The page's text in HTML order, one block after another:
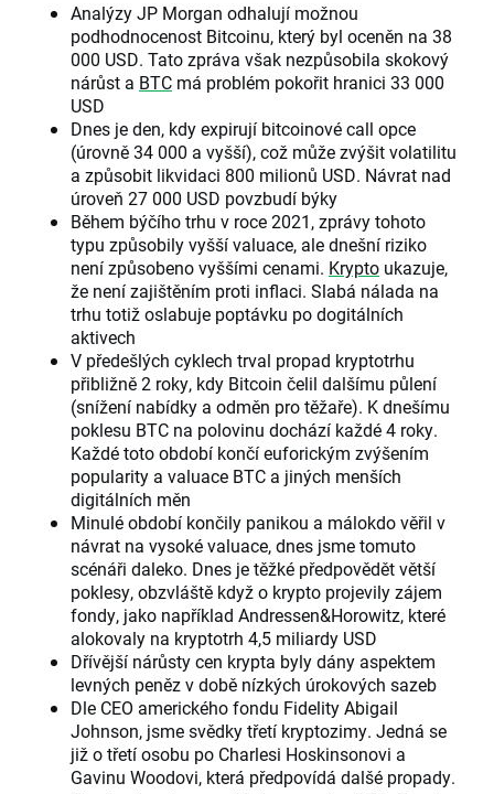
Analýzy JP Morgan odhalují možnou
podhodnocenost Bitcoinu, který byl oceněn na 38
000 USD. Tato zpráva však nezpůsobila skokový
nárůst a BTC má problém pokořit hranici 33 000
USD
Dnes je den, kdy expirují bitcoinové call opce
(úrovně 34 000 a vyšší), což může zvýšit volatilitu
a způsobit likvidaci 800 milionů USD. Návrat nad
úroveň 27 000 USD povzbudí býky
Během býčího trhu v roce 2021, zprávy tohoto
typu způsobily vyšší valuace, ale dnešní riziko
není způsobeno vyššími cenami. Krypto ukazuje,
že není zajištěním proti inflaci. Slabá nálada na
trhu totiž oslabuje poptávku po dogitálních
aktivech
V předešlých cyklech trval propad kryptotrhu
přibližně 2 roky, kdy Bitcoin čelil dalšímu půlení
(snížení nabídky a odměn pro těžaře). K dnešímu
poklesu BTC na polovinu dochází každé 4 roky.
Každé toto období končí euforickým zvýšením
popularity a valuace BTC a jiných menších
digitálních měn
Minulé období končily panikou a málokdo věřil v
návrat na vysoké valuace, dnes jsme tomuto
scénáři daleko. Dnes je těžké předpovědět větší
poklesy, obzvláště když o krypto projevily zájem
fondy, jako například Andressen&Horowitz, které
alokovaly na kryptotrh 4,5 miliardy USD
Dřívější nárůsty cen krypta byly dány aspektem
levných peněz v době nízkých úrokových sazeb
Dle CEO amerického fondu Fidelity Abigail
Johnson, jsme svědky třetí kryptozimy. Jedná se
již o třetí osobu po Charlesi Hoskinsonovi a
Gavinu Woodovi, která předpovídá dalšé propady.